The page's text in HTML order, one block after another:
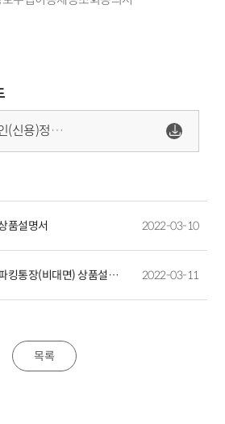
[필수상세]개인(신용)정보수집이용제공조회동의서(신용여신거래용).pdf
품설명서 2022-03-10
페퍼룰루파킹통장(비대면) 상품설명서 2022-03-11
목록